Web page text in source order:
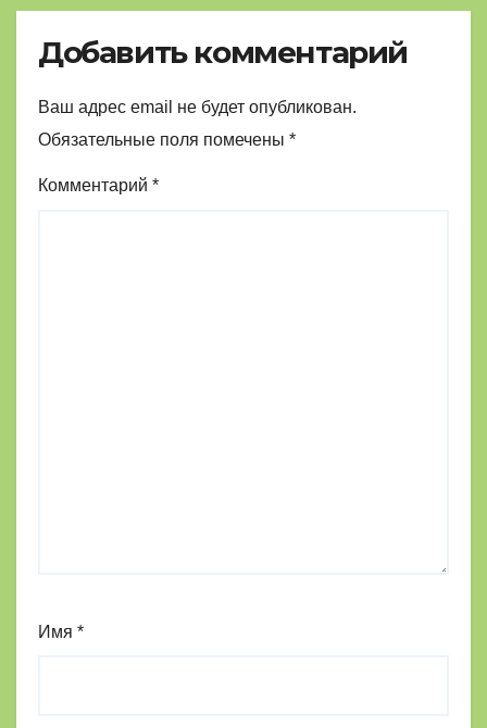
Добавить комментарий
Ваш адрес email не будет опубликован.
Обязательные поля помечены *
Комментарий *
Имя *